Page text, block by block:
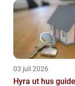
03 juli 2026
Hyra ut hus guide till en